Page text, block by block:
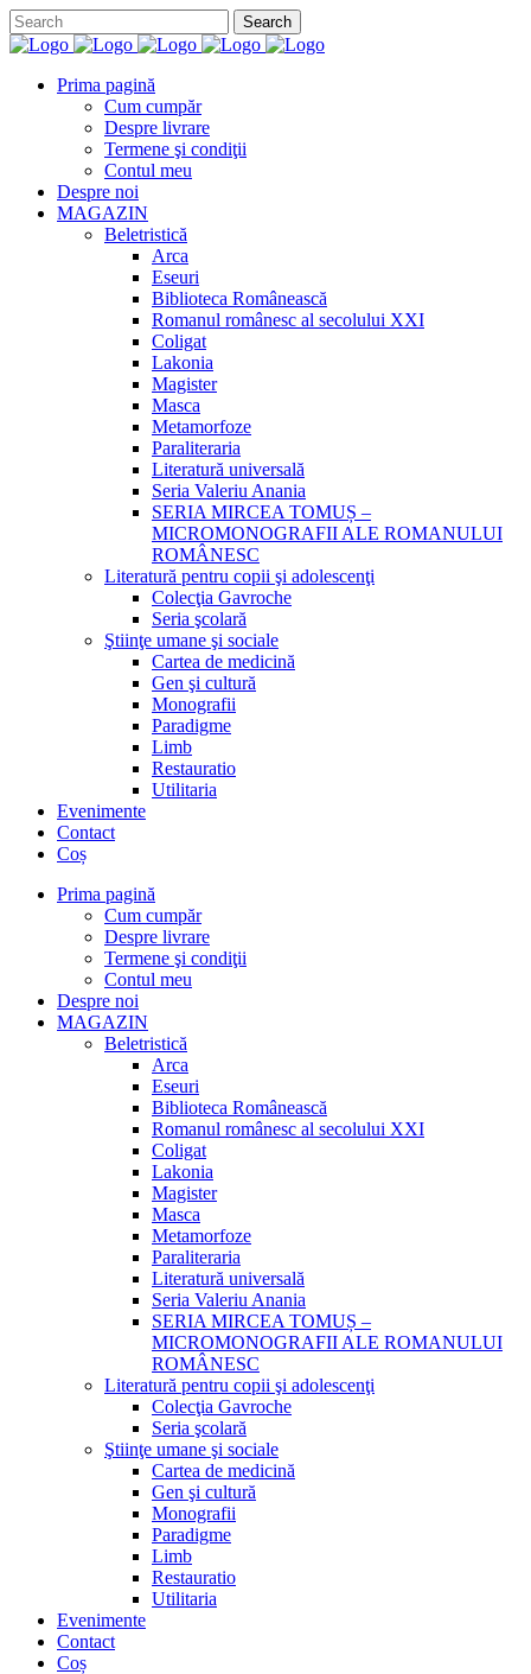
Prima pagină
Cum cumpăr
Despre livrare
Termene şi condiţii
Contul meu
Despre noi
MAGAZIN
Beletristică
Arca
Eseuri
Biblioteca Românească
Romanul românesc al secolului XXI
Coligat
Lakonia
Magister
Masca
Metamorfoze
Paraliteraria
Literatură universală
Seria Valeriu Anania
SERIA MIRCEA TOMUȘ –
MICROMONOGRAFII ALE ROMANULUI
ROMÂNESC
Literatură pentru copii şi adolescenţi
Colecţia Gavroche
Seria şcolară
Ştiinţe umane şi sociale
Cartea de medicină
Gen şi cultură
Monografii
Paradigme
Limb
Restauratio
Utilitaria
Evenimente
Contact
Coș
Prima pagină
Cum cumpăr
Despre livrare
Termene şi condiţii
Contul meu
Despre noi
MAGAZIN
Beletristică
Arca
Eseuri
Biblioteca Românească
Romanul românesc al secolului XXI
Coligat
Lakonia
Magister
Masca
Metamorfoze
Paraliteraria
Literatură universală
Seria Valeriu Anania
SERIA MIRCEA TOMUȘ –
MICROMONOGRAFII ALE ROMANULUI
ROMÂNESC
Literatură pentru copii şi adolescenţi
Colecţia Gavroche
Seria şcolară
Ştiinţe umane şi sociale
Cartea de medicină
Gen şi cultură
Monografii
Paradigme
Limb
Restauratio
Utilitaria
Evenimente
Contact
Coș